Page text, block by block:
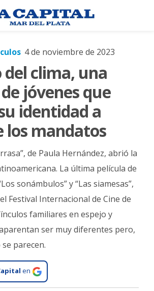
4 de noviembre de 2023
clima, una
jóvenes que
identidad a
los mandatos
de Paula Hernández, abrió la
La última película de
sonámbulos” y “Las siamesas”,
Festival Internacional de Cine de
familiares en espejo y
ser muy diferentes pero,
parecen.
en